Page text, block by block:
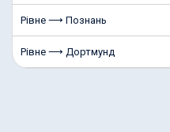
Рівне ⟶ Познань
Рівне ⟶ Дортмунд